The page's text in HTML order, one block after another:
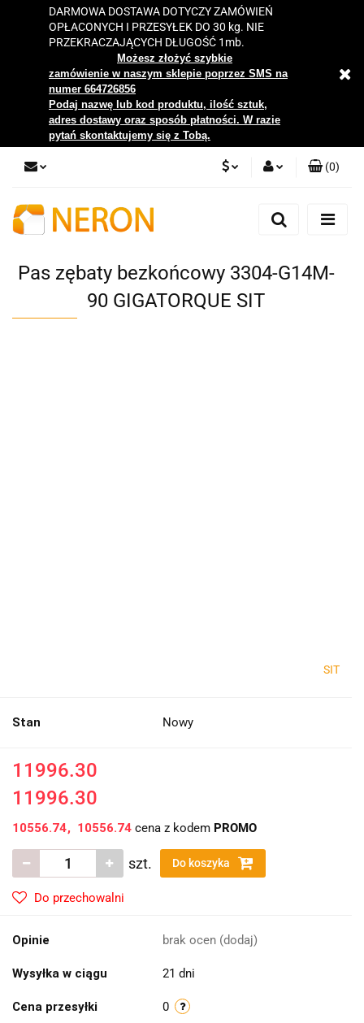
DARMOWA DOSTAWA DOTYCZY ZAMÓWIEŃ
OPŁACONYCH I PRZESYŁEK DO 30 kg. NIE
PRZEKRACZAJĄCYCH DŁUGOŚĆ 1mb.
Możesz złożyć szybkie
zamówienie w naszym sklepie poprzez SMS na
numer 664726856
Podaj nazwę lub kod produktu, ilość sztuk,
adres dostawy oraz sposób płatności. W razie
pytań skontaktujemy się z Tobą.
Zaloguj się
Zgody cookies
(0)
Pas zębaty bezkońcowy 3304-G14M-
90 GIGATORQUE SIT
SIT
Stan Nowy
11996.30
11996.30
10556.74 10556.74 cena z kodem PROMO
szt. Do koszyka
Do przechowalni
Opinie brak ocen (dodaj)
Wysyłka w ciągu 21 dni
Cena przesyłki 0